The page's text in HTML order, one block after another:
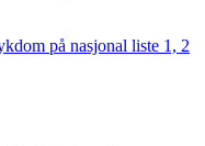
på nasjonal liste 1, 2